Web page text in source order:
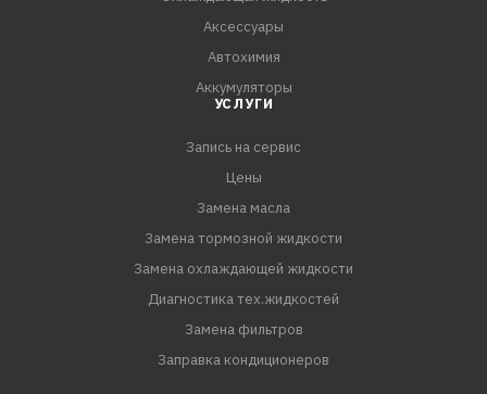
Аксессуары
Автохимия
Аккумуляторы
УСЛУГИ
Запись на сервис
Цены
Замена масла
Замена тормозной жидкости
Замена охлаждающей жидкости
Диагностика тех.жидкостей
Замена фильтров
Заправка кондиционеров